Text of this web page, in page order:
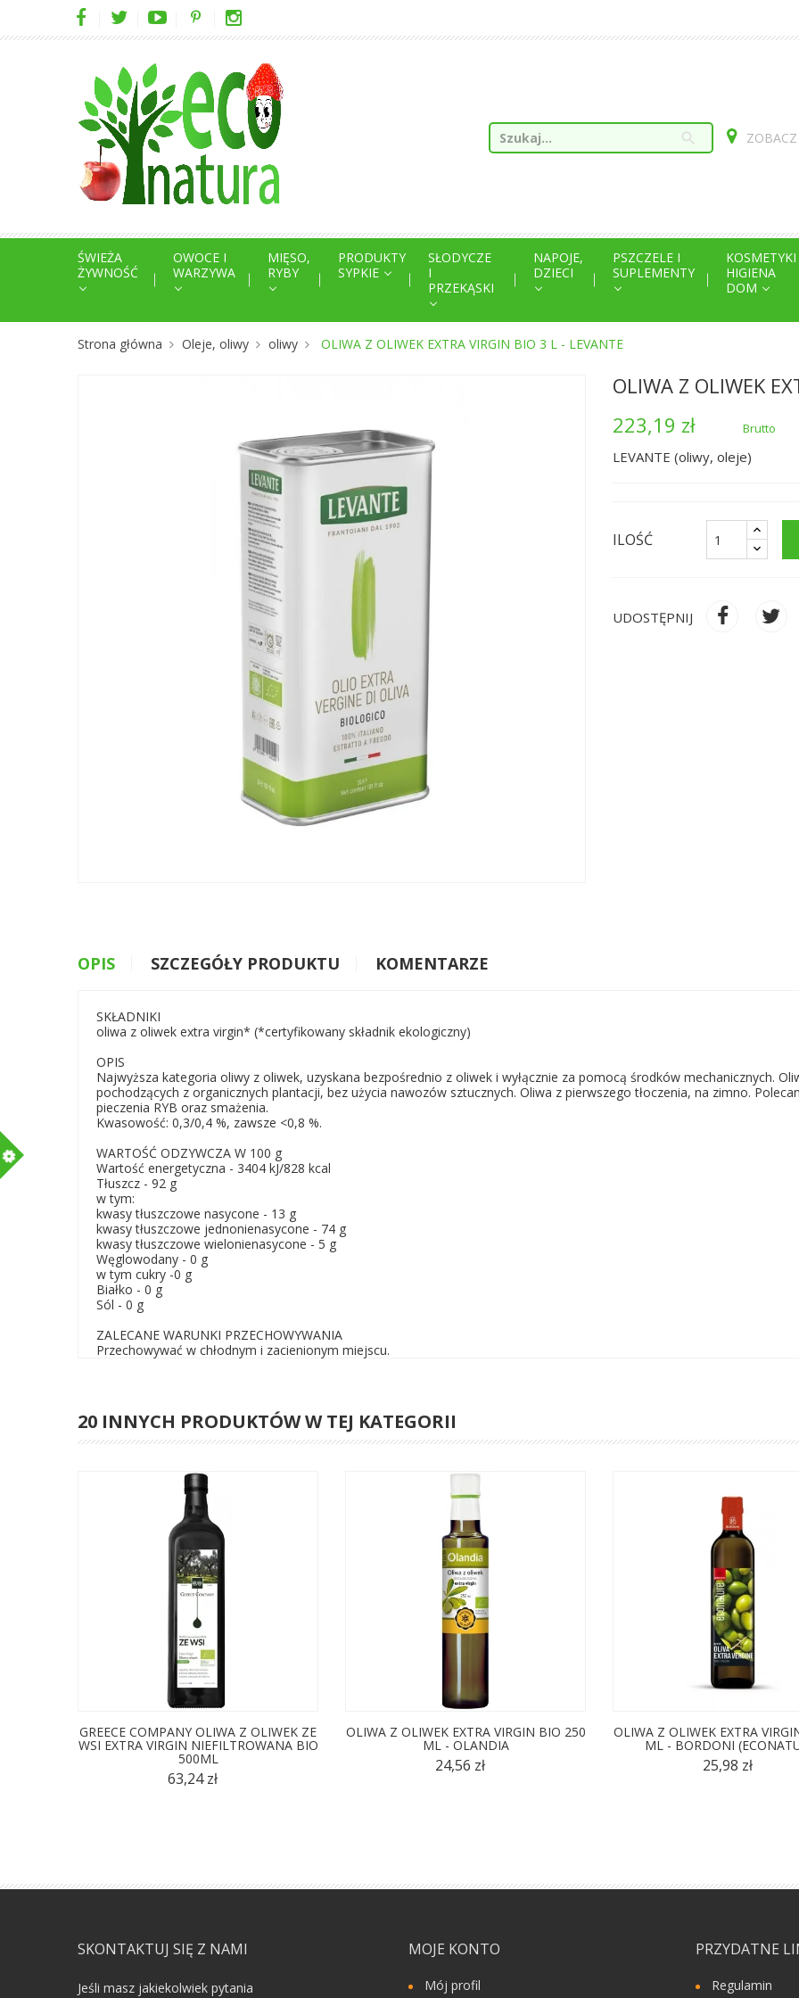
search
ŚWIEŻA
ŻYWNOŚĆ
OWOCE I
WARZYWA
MIĘSO,
RYBY
PRODUKTY
SYPKIE
SŁODYCZE
I
PRZEKĄSKI
NAPOJE,
DZIECI
PSZCZELE I
SUPLEMENTY
KOSMETYKI
HIGIENA
DOM
Strona główna Oleje, oliwy oliwy OLIWA Z OLIWEK EXTRA VIRGIN BIO 3 L - LEVANTE
OLIWA Z OLIWEK
223,19 zł
Brutto
LEVANTE (oliwy, oleje)
ILOŚĆ
UDOSTĘPNIJ
OPIS SZCZEGÓŁY PRODUKTU KOMENTARZE
SKŁADNIKI
oliwa z oliwek extra virgin* (*certyfikowany składnik ekologiczny)
OPIS
Najwyższa kategoria oliwy z oliwek, uzyskana bezpośrednio z oliwek i wyłącznie za pomocą środków mechanicznych.
pochodzących z organicznych plantacji, bez użycia nawozów sztucznych. Oliwa z pierwszego tłoczenia, na zimno.
pieczenia RYB oraz smażenia.
Kwasowość: 0,3/0,4 %, zawsze <0,8 %.
WARTOŚĆ ODZYWCZA W 100 g
Wartość energetyczna - 3404 kJ/828 kcal
Tłuszcz - 92 g
w tym:
kwasy tłuszczowe nasycone - 13 g
kwasy tłuszczowe jednonienasycone - 74 g
kwasy tłuszczowe wielonienasycone - 5 g
Węglowodany - 0 g
w tym cukry -0 g
Białko - 0 g
Sól - 0 g
ZALECANE WARUNKI PRZECHOWYWANIA
Przechowywać w chłodnym i zacienionym miejscu.
20 INNYCH PRODUKTÓW W TEJ KATEGORII
GREECE COMPANY OLIWA Z OLIWEK ZE
WSI EXTRA VIRGIN NIEFILTROWANA BIO
500ML
63,24 zł
OLIWA Z OLIWEK EXTRA VIRGIN BIO 250
ML - OLANDIA
24,56 zł
OLIWA Z OLIWEK EXTRA
ML - BORDONI
25,98 zł
SKONTAKTUJ SIĘ Z NAMI
Jeśli masz jakiekolwiek pytania
MOJE KONTO
Mój profil
PRZYDATNE
Regulamin